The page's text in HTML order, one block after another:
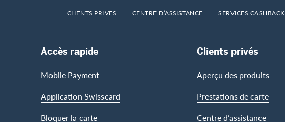
CLIENTS PRIVES CENTRE D’ASSISTANCE SERVICES CASHBACK
Footer Navigation
Accès rapide
Mobile Payment
Application Swisscard
Bloquer la carte
Clients privés
Aperçu des produits
Prestations de carte
Centre d’assistance